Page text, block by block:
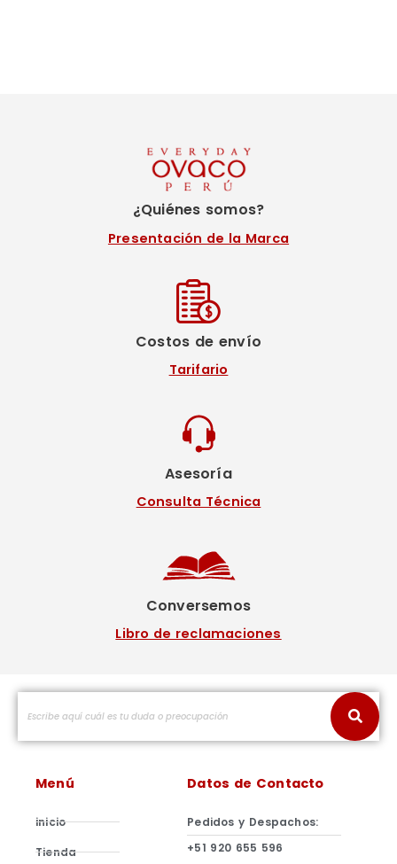
¿Quiénes somos?
Presentación de la Marca
Costos de envío
Tarifario
Asesoría
Consulta Técnica
Conversemos
Libro de reclamaciones
Menú
inicio
Tienda
Datos de Contacto
Pedidos y Despachos:
+51 920 655 596